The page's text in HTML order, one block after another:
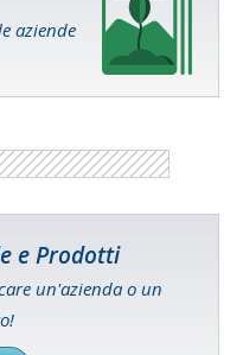
aziende
e Prodotti
un'azienda o un